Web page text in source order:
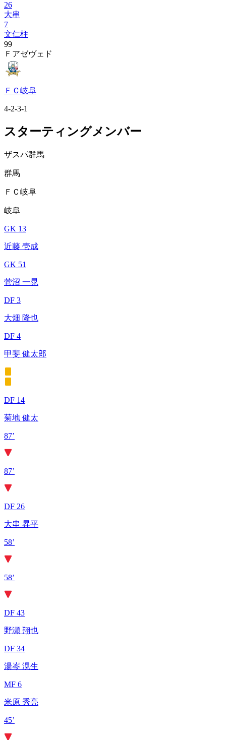
26
大串
7
文仁柱
99
Ｆアゼヴェド
ＦＣ岐阜
4-2-3-1
スターティングメンバー
ザスパ群馬
群馬
ＦＣ岐阜
岐阜
GK 13
近藤 壱成
GK 51
菅沼 一晃
DF 3
大畑 隆也
DF 4
甲斐 健太郎
DF 14
菊地 健太
87’
87’
DF 26
大串 昇平
58’
58’
DF 43
野瀬 翔也
DF 34
湯岑 滉生
MF 6
米原 秀亮
45’